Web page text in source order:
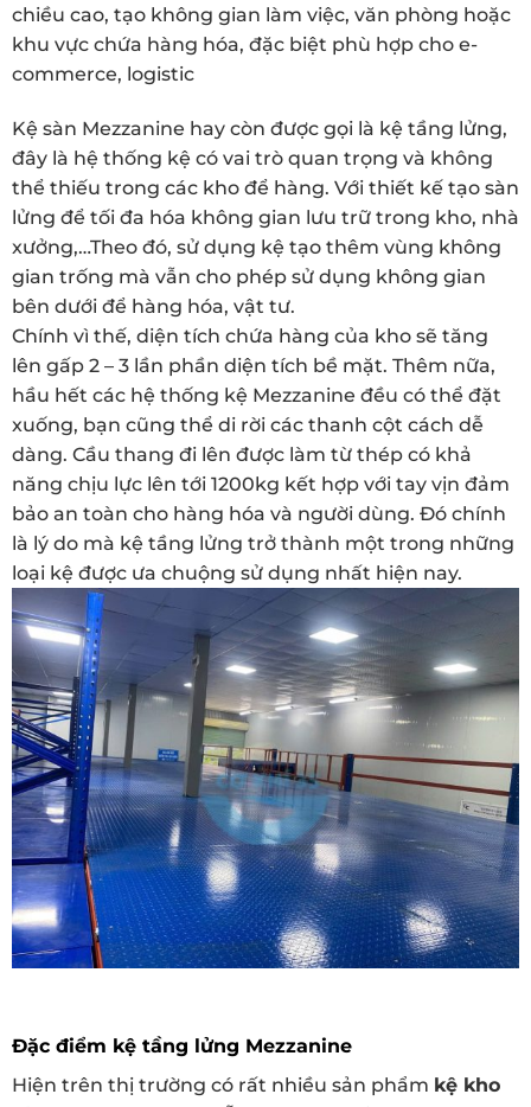
chiều cao, tạo không gian làm việc, văn phòng hoặc
khu vực chứa hàng hóa, đặc biệt phù hợp cho e-
commerce, logistic
Kệ sàn Mezzanine hay còn được gọi là kệ tầng lửng,
đây là hệ thống kệ có vai trò quan trọng và không
thể thiếu trong các kho để hàng. Với thiết kế tạo sàn
lửng để tối đa hóa không gian lưu trữ trong kho, nhà
xưởng,…Theo đó, sử dụng kệ tạo thêm vùng không
gian trống mà vẫn cho phép sử dụng không gian
bên dưới để hàng hóa, vật tư.
Chính vì thế, diện tích chứa hàng của kho sẽ tăng
lên gấp 2 – 3 lần phần diện tích bề mặt. Thêm nữa,
hầu hết các hệ thống kệ Mezzanine đều có thể đặt
xuống, bạn cũng thể di rời các thanh cột cách dễ
dàng. Cầu thang đi lên được làm từ thép có khả
năng chịu lực lên tới 1200kg kết hợp với tay vịn đảm
bảo an toàn cho hàng hóa và người dùng. Đó chính
là lý do mà kệ tầng lửng trở thành một trong những
loại kệ được ưa chuộng sử dụng nhất hiện nay.
Đặc điểm kệ tầng lửng Mezzanine
Hiện trên thị trường có rất nhiều sản phẩm kệ kho